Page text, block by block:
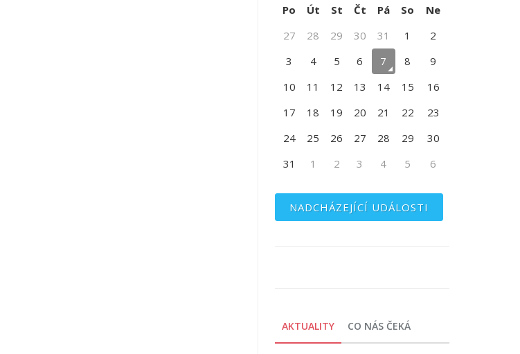
Po
Út St Čt Pá So
Ne
27
28 29 30 31 1
2
3
4 5 6 7 8
9
10
11 12 13 14 15
16
17
18 19 20 21 22
23
24
25 26 27 28 29
30
31
1 2 3 4 5 6
NADCHÁZEJÍCÍ UDÁLOSTI
AKTUALITY CO NÁS ČEKÁ